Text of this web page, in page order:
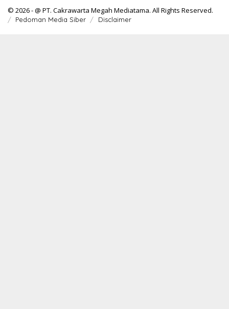
© 2026 - @ PT. Cakrawarta Megah Mediatama. All Rights Reserved.
Pedoman Media Siber Disclaimer